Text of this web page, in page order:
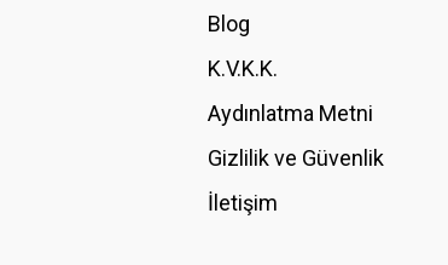
Ürün fiyatı diğer sitelerden daha pahalı.
Bu ürüne benzer farklı alternatifler olmalı.
Blog
K.V.K.K.
Aydınlatma Metni
Gizlilik ve Güvenlik
İletişim